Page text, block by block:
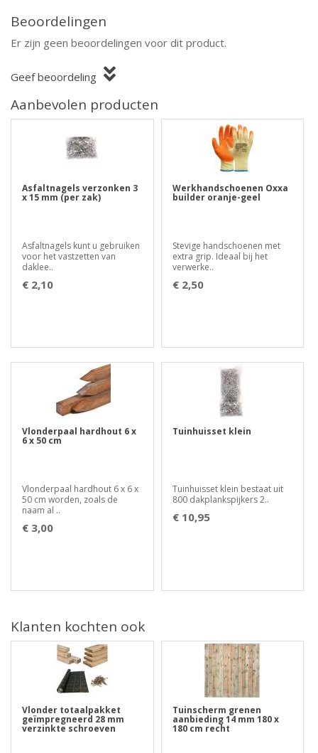
Beoordelingen
Er zijn geen beoordelingen voor dit product.
Geef beoordeling
Aanbevolen producten
Asfaltnagels verzonken 3
x 15 mm (per zak)
Asfaltnagels kunt u gebruiken
voor het vastzetten van
daklee..
€ 2,10
Werkhandschoenen Oxxa
builder oranje-geel
Stevige handschoenen met
extra grip. Ideaal bij het
verwerke..
€ 2,50
Vlonderpaal hardhout 6 x
6 x 50 cm
Vlonderpaal hardhout 6 x 6 x
50 cm worden, zoals de
naam al ..
€ 3,00
Tuinhuisset klein
Tuinhuisset klein bestaat uit
800 dakplankspijkers 2..
€ 10,95
Klanten kochten ook
Vlonder totaalpakket
geïmpregneerd 28 mm
verzinkte schroeven
Tuinscherm grenen
aanbieding 14 mm 180 x
180 cm recht